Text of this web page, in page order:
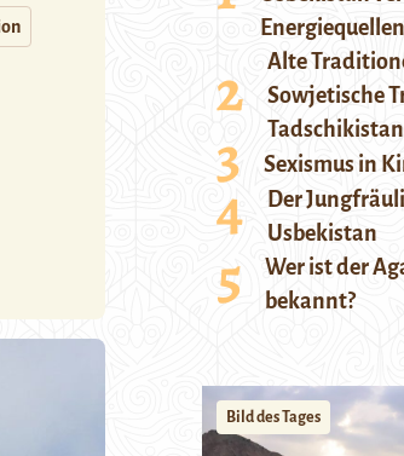
Alte
Sowjetische
Tadschikistan
Sexismus in
Der
Usbekistan
Wer ist der
bekannt?
Bild des Tages